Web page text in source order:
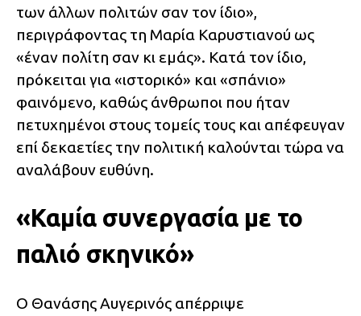
των άλλων πολιτών σαν τον ίδιο»,
περιγράφοντας τη Μαρία Καρυστιανού ως
«έναν πολίτη σαν κι εμάς». Κατά τον ίδιο,
πρόκειται για «ιστορικό» και «σπάνιο»
φαινόμενο, καθώς άνθρωποι που ήταν
πετυχημένοι στους τομείς τους και απέφευγαν
επί δεκαετίες την πολιτική καλούνται τώρα να
αναλάβουν ευθύνη.
«Καμία συνεργασία με το
παλιό σκηνικό»
Ο Θανάσης Αυγερινός απέρριψε